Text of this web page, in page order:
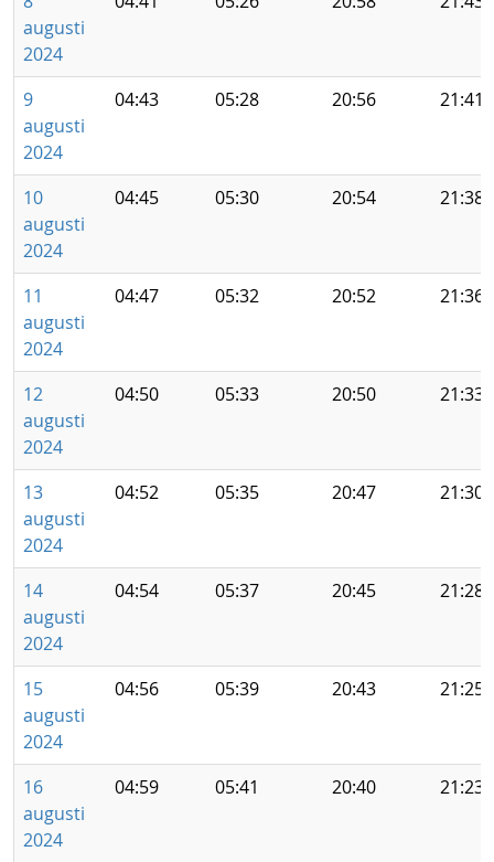
augusti
2024
9
augusti
2024
04:43 05:28 20:56 21:41
10
augusti
2024
04:45 05:30 20:54 21:38
11
augusti
2024
04:47 05:32 20:52 21:36
12
augusti
2024
04:50 05:33 20:50 21:33
13
augusti
2024
04:52 05:35 20:47 21:30
14
augusti
2024
04:54 05:37 20:45 21:28
15
augusti
2024
04:56 05:39 20:43 21:25
16
augusti
2024
04:59 05:41 20:40 21:23